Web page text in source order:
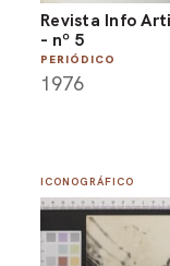
Revista Info
- nº 5
PERIÓDICO
1976
ICONOGRÁFICO